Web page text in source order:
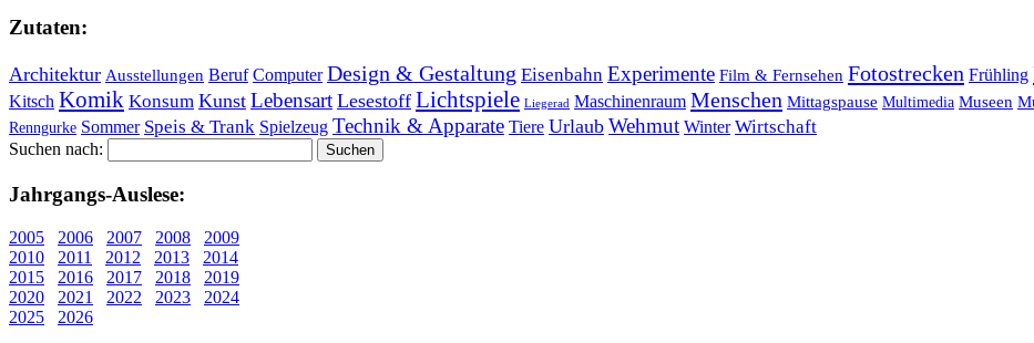
Zu­ta­ten:
Architektur Ausstellungen Beruf Computer Design & Gestaltung Eisenbahn Experimente Film & Fernsehen Fotostrecken Frühling
Kitsch Komik Konsum Kunst Lebensart Lesestoff Lichtspiele Liegerad Maschinenraum Menschen Mittagspause Multimedia Museen
Renngurke Sommer Speis & Trank Spielzeug Technik & Apparate Tiere Urlaub Wehmut Winter Wirtschaft
Suchen nach:
Jahr­gangs-Aus­le­se:
2005 2006 2007 2008
2009
2010
2011 2012 2013
2014
2015
2016 2017 2018
2019
2020
2021 2022 2023
2024
2025
2026